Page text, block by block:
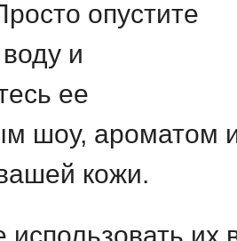
опустите
и
ее
шоу, ароматом
кожи.